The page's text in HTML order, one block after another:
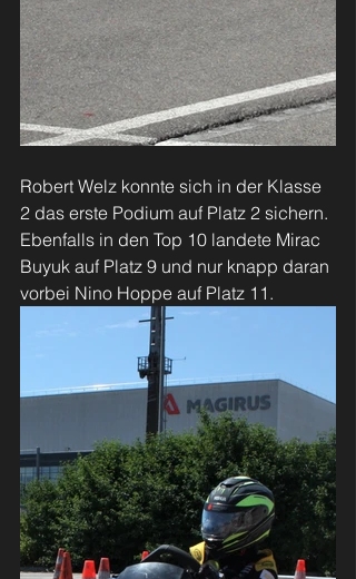
Robert Welz konnte sich in der Klasse
2 das erste Podium auf Platz 2 sichern.
Ebenfalls in den Top 10 landete Mirac
Buyuk auf Platz 9 und nur knapp daran
vorbei Nino Hoppe auf Platz 11.